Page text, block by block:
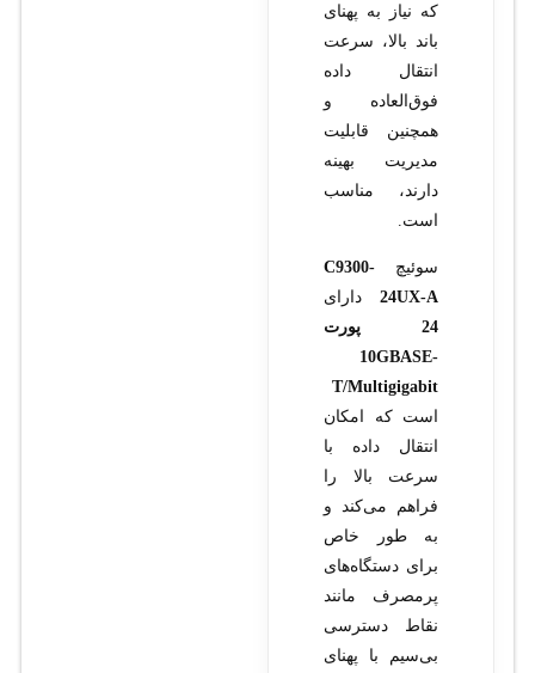
که نیاز به پهنای
باند بالا، سرعت
انتقال داده
فوق‌العاده و
همچنین قابلیت
مدیریت بهینه
دارند، مناسب
است.
سوئیچ C9300-
24UX-Aدارای
24 پورت
10GBASE-
T/Multigigabit
است که امکان
انتقال داده با
سرعت بالا را
فراهم می‌کند و
به طور خاص
برای دستگاه‌های
پرمصرف مانند
نقاط دسترسی
بی‌سیم با پهنای